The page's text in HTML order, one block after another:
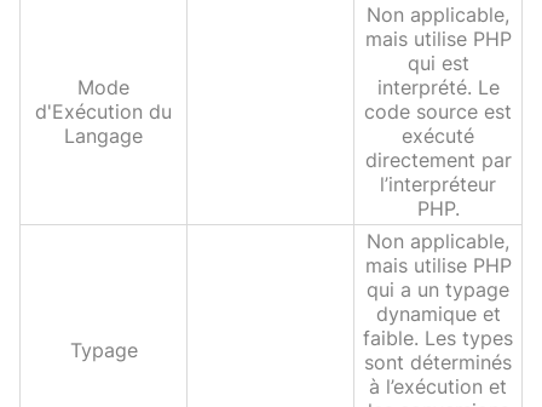
Mode
d'Exécution du
Langage
Non applicable,
mais utilise PHP
qui est
interprété. Le
code source est
exécuté
directement par
l’interpréteur
PHP.
Typage
Non applicable,
mais utilise PHP
qui a un typage
dynamique et
faible. Les types
sont déterminés
à l’exécution et